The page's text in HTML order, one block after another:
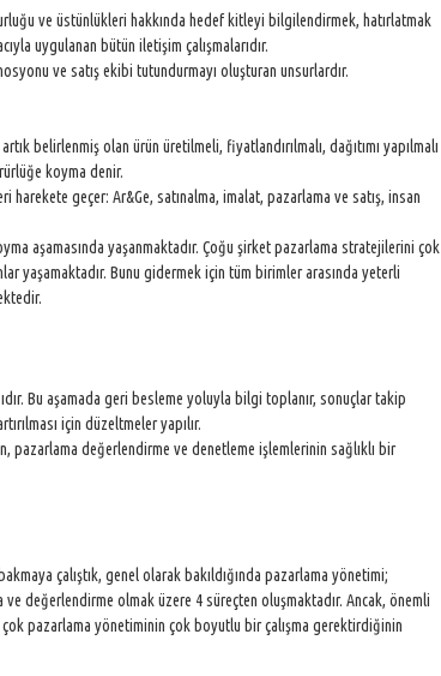
ve üstünlükleri hakkında hedef kitleyi bilgilendirmek, hatırlatmak
uygulanan bütün iletişim çalışmalarıdır.
ve satış ekibi tutundurmayı oluşturan unsurlardır.
belirlenmiş olan ürün üretilmeli, fiyatlandırılmalı, dağıtımı yapılmalı
koyma denir.
harekete geçer: Ar&Ge, satınalma, imalat, pazarlama ve satış, insan
aşamasında yaşanmaktadır. Çoğu şirket pazarlama stratejilerini çok
yaşamaktadır. Bunu gidermek için tüm birimler arasında yeterli
Bu aşamada geri besleme yoluyla bilgi toplanır, sonuçlar takip
için düzeltmeler yapılır.
değerlendirme ve denetleme işlemlerinin sağlıklı bir
çalıştık, genel olarak bakıldığında pazarlama yönetimi;
değerlendirme olmak üzere 4 süreçten oluşmaktadır. Ancak, önemli
pazarlama yönetiminin çok boyutlu bir çalışma gerektirdiğinin